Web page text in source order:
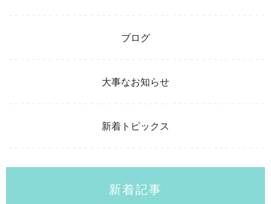
ブログ
大事なお知らせ
新着トピックス
新着記事